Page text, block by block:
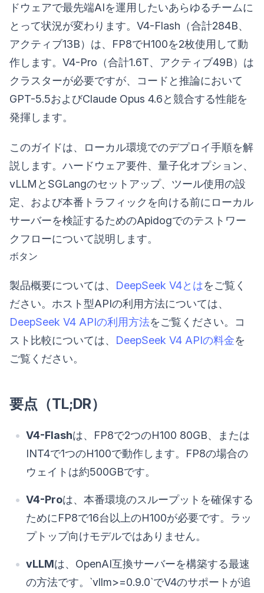
ドウェアで最先端AIを運用したいあらゆるチームに
とって状況が変わります。V4-Flash（合計284B、
アクティブ13B）は、FP8でH100を2枚使用して動
作します。V4-Pro（合計1.6T、アクティブ49B）は
クラスターが必要ですが、コードと推論において
GPT-5.5およびClaude Opus 4.6と競合する性能を
発揮します。
このガイドは、ローカル環境でのデプロイ手順を解
説します。ハードウェア要件、量子化オプション、
vLLMとSGLangのセットアップ、ツール使用の設
定、および本番トラフィックを向ける前にローカル
サーバーを検証するためのApidogでのテストワー
クフローについて説明します。
ボタン
製品概要については、 DeepSeek V4とはをご覧く
ださい。ホスト型APIの利用方法については、
DeepSeek V4 APIの利用方法をご覧ください。コ
スト比較については、 DeepSeek V4 APIの料金を
ご覧ください。
要点（TL;DR）
V4-Flashは、FP8で2つのH100 80GB、または
INT4で1つのH100で動作します。FP8の場合の
ウェイトは約500GBです。
V4-Proは、本番環境のスループットを確保する
ためにFP8で16台以上のH100が必要です。ラッ
プトップ向けモデルではありません。
vLLMは、OpenAI互換サーバーを構築する最速
の方法です。`vllm>=0.9.0`でV4のサポートが追